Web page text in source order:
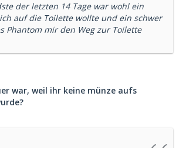
der letzten 14 Tage war wohl ein
auf die Toilette wollte und ein schwer
Phantom mir den Weg zur Toilette
war, weil ihr keine münze aufs